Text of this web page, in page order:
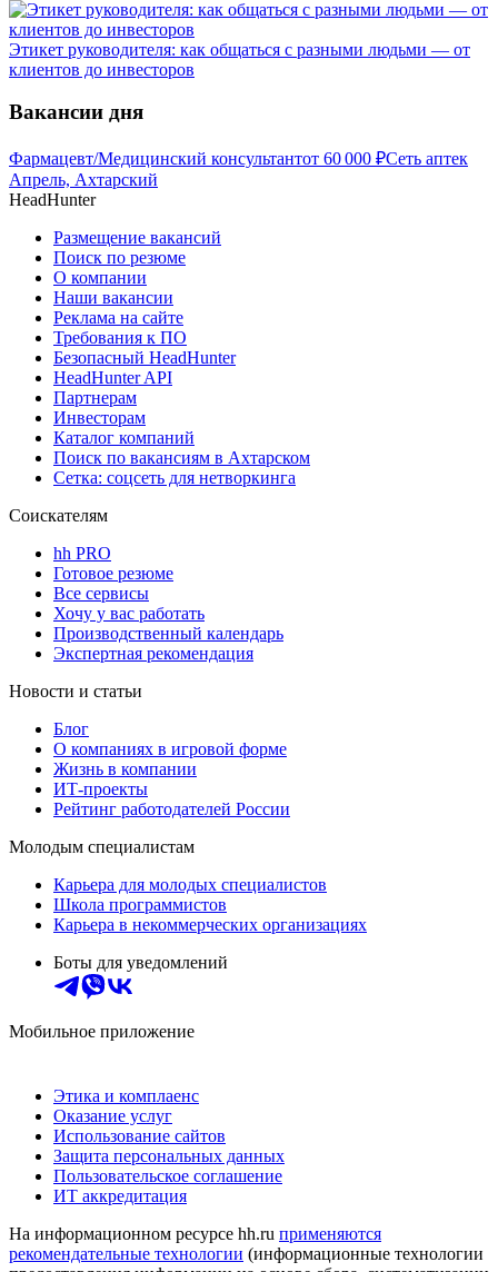
Этикет руководителя: как общаться с разными людьми — от
клиентов до инвесторов
Вакансии дня
Фармацевт/Медицинский консультантот 60 000 ₽Сеть аптек
Апрель, Ахтарский
HeadHunter
Размещение вакансий
Поиск по резюме
О компании
Наши вакансии
Реклама на сайте
Требования к ПО
Безопасный HeadHunter
HeadHunter API
Партнерам
Инвесторам
Каталог компаний
Поиск по вакансиям в Ахтарском
Сетка: соцсеть для нетворкинга
Соискателям
hh PRO
Готовое резюме
Все сервисы
Хочу у вас работать
Производственный календарь
Экспертная рекомендация
Новости и статьи
Блог
О компаниях в игровой форме
Жизнь в компании
ИТ-проекты
Рейтинг работодателей России
Молодым специалистам
Карьера для молодых специалистов
Школа программистов
Карьера в некоммерческих организациях
Боты для уведомлений
Мобильное приложение
Этика и комплаенс
Оказание услуг
Использование сайтов
Защита персональных данных
Пользовательское соглашение
ИТ аккредитация
На информационном ресурсе hh.ru применяются
рекомендательные технологии (информационные технологии